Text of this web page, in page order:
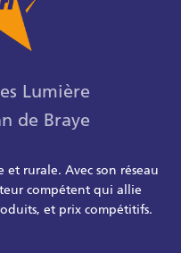
Lumière
de Braye
et rurale. Avec son réseau
compétent qui allie
et prix compétitifs.